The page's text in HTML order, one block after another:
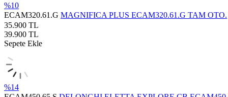
%10
ECAM320.61.G MAGNIFICA PLUS ECAM320.61.G TAM OTO.
35.900 TL
39.900 TL
Sepete Ekle
%14